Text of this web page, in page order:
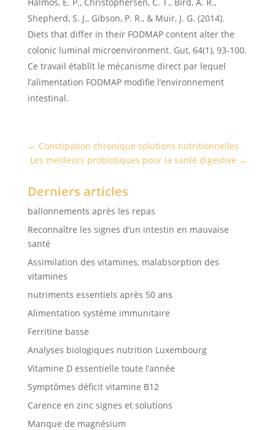
Shepherd, S. J., Gibson, P. R., & Muir, J. G. (2014).
Diets that differ in their FODMAP content alter the
colonic luminal microenvironment. Gut, 64(1), 93-100.
Ce travail établit le mécanisme direct par lequel
l’alimentation FODMAP modifie l’environnement
intestinal.
← Constipation chronique solutions nutritionnelles
Les meilleurs probiotiques pour la santé digestive →
Derniers articles
ballonnements après les repas
Reconnaître les signes d’un intestin en mauvaise
santé
Assimilation des vitamines, malabsorption des
vitamines
nutriments essentiels après 50 ans
Alimentation système immunitaire
Ferritine basse
Analyses biologiques nutrition Luxembourg
Vitamine D essentielle toute l’année
Symptômes déficit vitamine B12
Carence en zinc signes et solutions
Manque de magnésium